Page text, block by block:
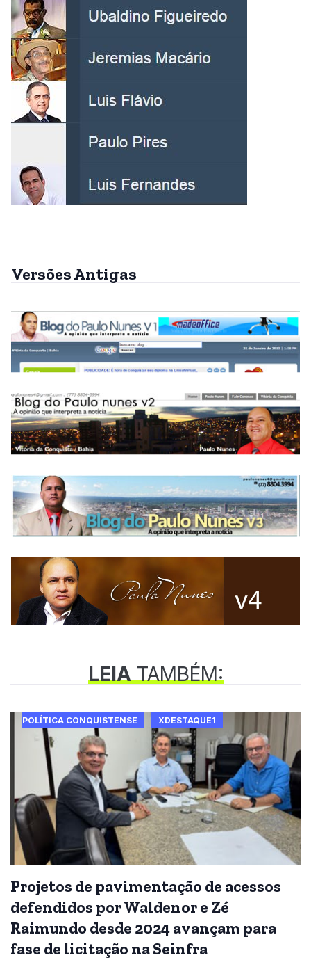
Versões Antigas
LEIATAMBÉM:
POLÍTICA CONQUISTENSE XDESTAQUE1
Projetos de pavimentação de acessos
defendidos por Waldenor e Zé
Raimundo desde 2024 avançam para
fase de licitação na Seinfra